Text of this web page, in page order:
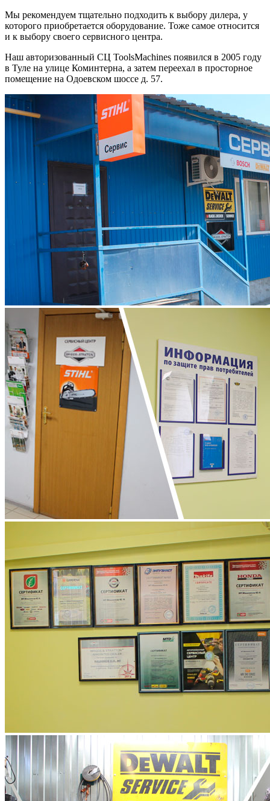
Мы рекомендуем тщательно подходить к выбору дилера, у
которого приобретается оборудование. Тоже самое относится
и к выбору своего сервисного центра.
Наш авторизованный СЦ ToolsMachines появился в 2005 году
в Туле на улице Коминтерна, а затем переехал в просторное
помещение на Одоевском шоссе д. 57.